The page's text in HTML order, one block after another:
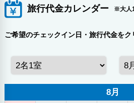
旅行代金カレンダー ※大人
ご希望のチェックイン日・旅行代金をク
8月